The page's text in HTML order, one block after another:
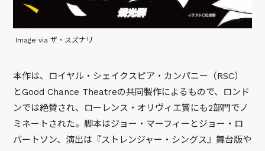
Image via ザ・スズナリ
本作は、ロイヤル・シェイクスピア・カンパニー（RSC）
とGood Chance Theatreの共同製作によるもので、ロンド
ンでは絶賛され、ローレンス・オリヴィエ賞にも2部門でノ
ミネートされた。脚本はジョー・マーフィーとジョー・ロ
バートソン、演出は『ストレンジャー・シングス』舞台版や